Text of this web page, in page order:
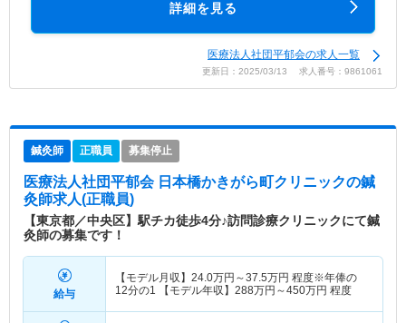
詳細を見る
医療法人社団平郁会の求人一覧
更新日：2025/03/13 求人番号：9861061
鍼灸師 正職員 募集停止
医療法人社団平郁会 日本橋かきがら町クリニックの鍼
灸師求人(正職員)
【東京都／中央区】駅チカ徒歩4分♪訪問診療クリニックにて鍼
灸師の募集です！
給与
【モデル月収】 24.0万円～37.5万円 程度※年俸の
12分の1 【モデル年収】 288万円～450万円 程度